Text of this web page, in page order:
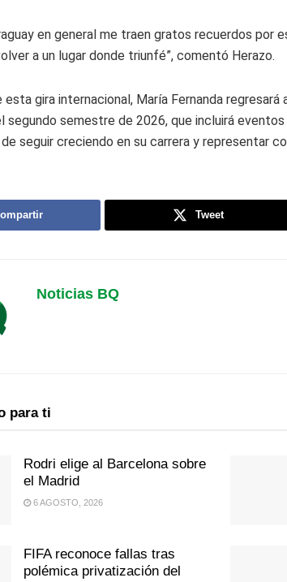
en general me traen gratos recuerdos por
a un lugar donde triunfé”, comentó Herazo.
esta gira internacional, María Fernanda regresará
semestre de 2026, que incluirá
seguir creciendo en su carrera y representar
Tweet
Noticias BQ
para ti
Rodri elige al Barcelona sobre
el Madrid
6 AGOSTO, 2026
FIFA reconoce fallas tras
polémica privatización del